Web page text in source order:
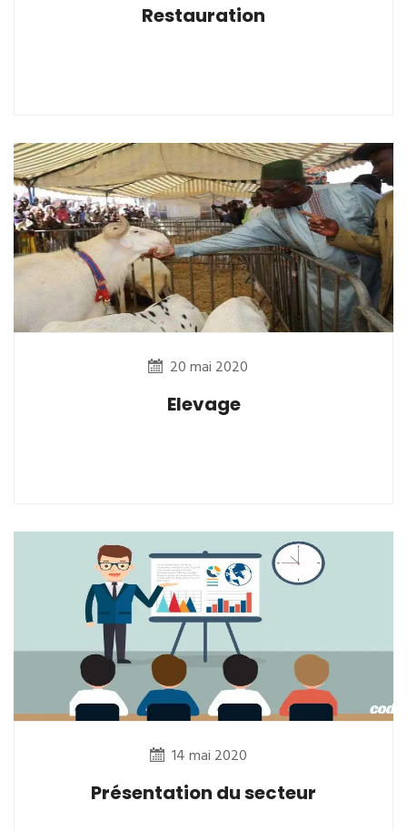
Restauration
20 mai 2020
Elevage
14 mai 2020
Présentation du secteur